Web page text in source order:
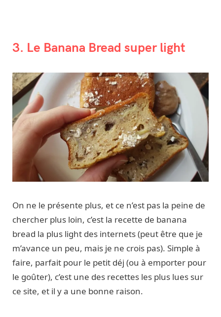
3. Le Banana Bread super light
On ne le présente plus, et ce n’est pas la peine de
chercher plus loin, c’est la recette de banana
bread la plus light des internets (peut être que je
m’avance un peu, mais je ne crois pas). Simple à
faire, parfait pour le petit déj (ou à emporter pour
le goûter), c’est une des recettes les plus lues sur
ce site, et il y a une bonne raison.